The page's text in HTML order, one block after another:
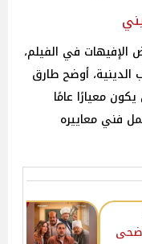
الإفيهات في الفيلم،
أوضح طارق
معيارًا عامًا
فني معاييره